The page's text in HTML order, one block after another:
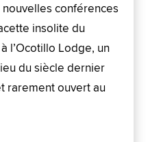
conférences
insolite du
l’Ocotillo Lodge, un
du siècle dernier
rarement ouvert au